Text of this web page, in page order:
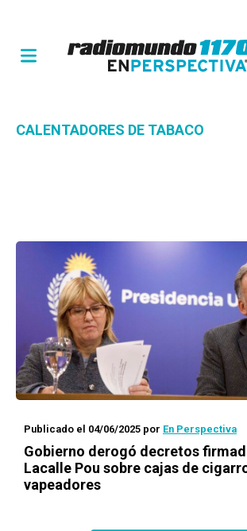
CALENTADORES DE TABACO
Publicado el 04/06/2025 por En Perspectiva
Gobierno derogó decretos
Lacalle Pou sobre cajas de
vapeadores